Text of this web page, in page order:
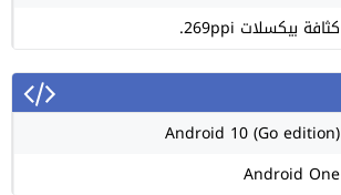
كثافة بيكسلات 269ppi.
Android 10 (Go edition)
Android One